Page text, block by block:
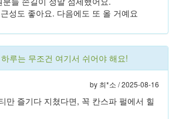
성도 좋아요. 다음에도 또 올 거예요
루는 무조건 여기서 쉬어야 해요!
by 최*소 /2025-08-16
만 즐기다 지쳤다면, 꼭 칸스파 펄에서 힐